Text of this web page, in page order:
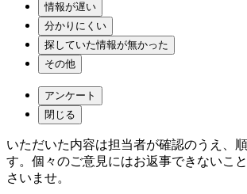
情報が遅い
分かりにくい
探していた情報が無かった
その他
アンケート
閉じる
いただいた内容は担当者が確認のうえ、
す。個々のご意見にはお返事できないこ
さいませ。